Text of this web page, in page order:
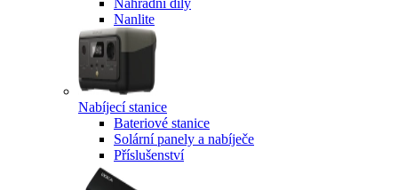
Náhradní díly
Nanlite
Nabíjecí stanice
Bateriové stanice
Solární panely a nabíječe
Příslušenství